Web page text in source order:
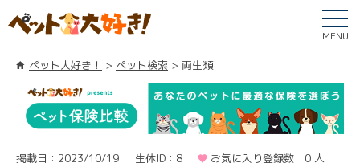
MENU
ペット大好き！ ペット検索 両生類
掲載日：2023/10/19 生体ID：8
お気に入り登録数 0 人